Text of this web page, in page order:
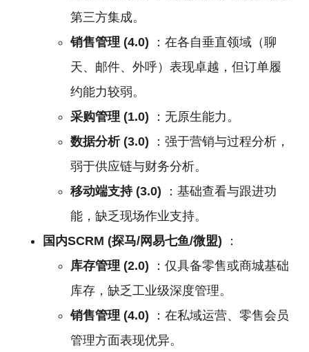
第三方集成。
销售管理 (4.0) ：在各自垂直领域（聊
天、邮件、外呼）表现卓越，但订单履
约能力较弱。
采购管理 (1.0) ：无原生能力。
数据分析 (3.0) ：强于营销与过程分析，
弱于供应链与财务分析。
移动端支持 (3.0) ：基础查看与跟进功
能，缺乏现场作业支持。
国内SCRM (探马/网易七鱼/微盟) ：
库存管理 (2.0) ：仅具备零售或商城基础
库存，缺乏工业级深度管理。
销售管理 (4.0) ：在私域运营、零售会员
管理方面表现优异。